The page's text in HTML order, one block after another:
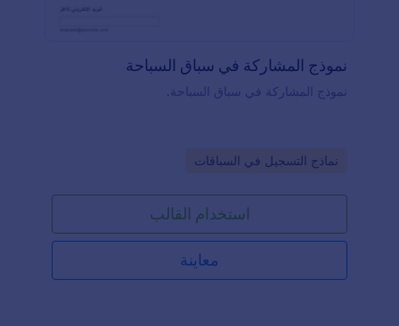
نموذج المشاركة في سباق السباحة
نموذج المشاركة في سباق السباحة.
Go to Category:
نماذج التسجيل في السباقات
استخدام القالب
معاينة